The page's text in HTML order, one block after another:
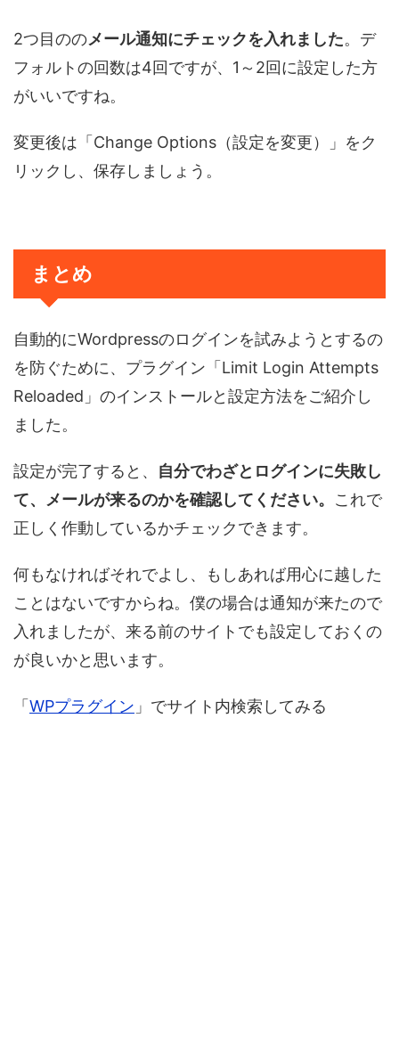
2つ目ののメール通知にチェックを入れました。デ
フォルトの回数は4回ですが、1～2回に設定した方
がいいですね。
変更後は「Change Options（設定を変更）」をク
リックし、保存しましょう。
まとめ
自動的にWordpressのログインを試みようとするの
を防ぐために、プラグイン「Limit Login Attempts
Reloaded」のインストールと設定方法をご紹介し
ました。
設定が完了すると、 自分でわざとログインに失敗し
て、メールが来るのかを確認してください。 これで
正しく作動しているかチェックできます。
何もなければそれでよし、もしあれば用心に越した
ことはないですからね。僕の場合は通知が来たので
入れましたが、来る前のサイトでも設定しておくの
が良いかと思います。
「WPプラグイン 」でサイト内検索してみる